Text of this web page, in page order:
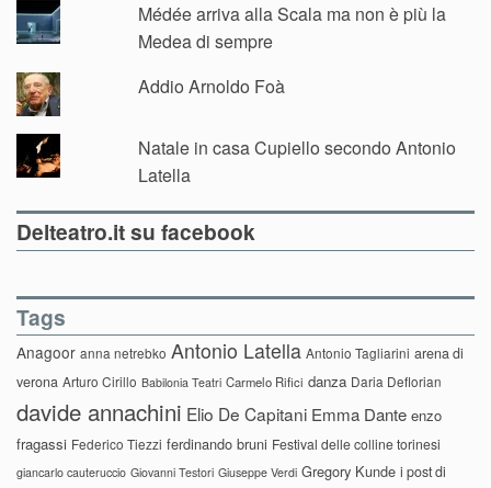
Médée arriva alla Scala ma non è più la
Medea di sempre
Addio Arnoldo Foà
Natale in casa Cupiello secondo Antonio
Latella
Delteatro.it su facebook
Tags
Anagoor anna netrebko Antonio Latella Antonio Tagliarini arena di
verona Arturo Cirillo Babilonia Teatri Carmelo Rifici danza Daria Deflorian
davide annachini Elio De Capitani Emma Dante enzo
fragassi Federico Tiezzi ferdinando bruni Festival delle colline torinesi
giancarlo cauteruccio Giovanni Testori Giuseppe Verdi Gregory Kunde i post di